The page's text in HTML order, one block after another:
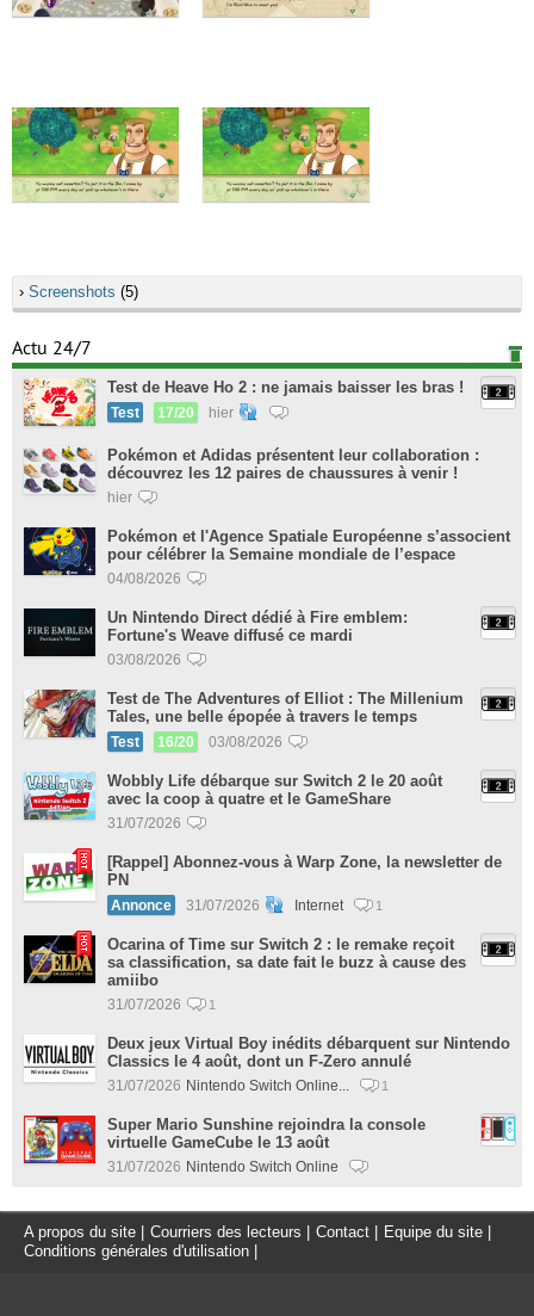
› Screenshots (5)
Actu 24/7
Test de Heave Ho 2 : ne jamais baisser les bras !
Test 17/20 hier
Pokémon et Adidas présentent leur collaboration :
découvrez les 12 paires de chaussures à venir !
hier
Pokémon et l'Agence Spatiale Européenne s’associent
pour célébrer la Semaine mondiale de l’espace
04/08/2026
Un Nintendo Direct dédié à Fire emblem:
Fortune's Weave diffusé ce mardi
03/08/2026
Test de The Adventures of Elliot : The Millenium
Tales, une belle épopée à travers le temps
Test 16/20 03/08/2026
Wobbly Life débarque sur Switch 2 le 20 août
avec la coop à quatre et le GameShare
31/07/2026
[Rappel] Abonnez-vous à Warp Zone, la newsletter de
PN
Annonce 31/07/2026 Internet 1
Ocarina of Time sur Switch 2 : le remake reçoit
sa classification, sa date fait le buzz à cause des
amiibo
31/07/2026 1
Deux jeux Virtual Boy inédits débarquent sur Nintendo
Classics le 4 août, dont un F-Zero annulé
31/07/2026 Nintendo Switch Online... 1
Super Mario Sunshine rejoindra la console
virtuelle GameCube le 13 août
31/07/2026 Nintendo Switch Online
A propos du site Courriers des lecteurs Contact Equipe du site
Conditions générales d'utilisation